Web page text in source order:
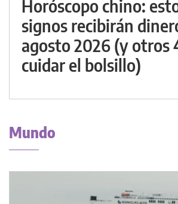
Horóscopo chino:
signos recibirán
agosto 2026 (y otros
cuidar el bolsillo)
Mundo